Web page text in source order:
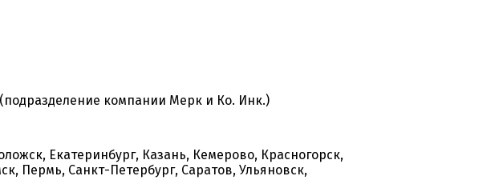
компании Мерк и Ко. Инк.)
Екатеринбург, Казань, Кемерово, Красногорск,
Пермь, Санкт-Петербург, Саратов, Ульяновск,